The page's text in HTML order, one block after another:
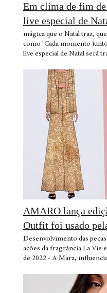
Em clima de fim de
live especial de
Juliette
mágica que o Natal traz,
como "Cada momento
live especial de Natal será
espírito e o gosto da
incorporou imediatamente
afirma que a felicidade é a
sua ambição é que toda
ficar mais bonita, fique
AMARO lança
Outfit foi usado
virtual da marca.
Desenvolvimento das
ações da fragrância La Vie
de 2022 - A Mara,
pela Mara e que ela cultiva
(1) Mara posa no evento de